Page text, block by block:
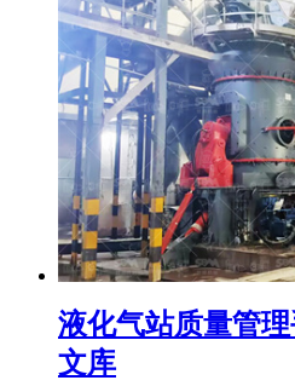
液化气站质量管
文库